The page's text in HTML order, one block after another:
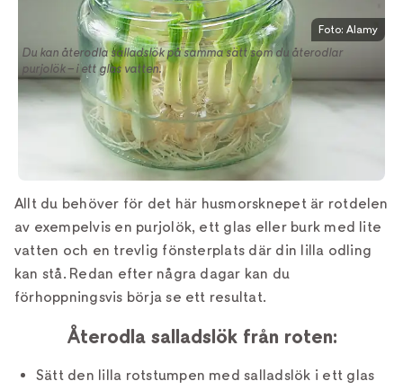
Du kan återodla salladslök på samma sätt som du återodlar
purjolök – i ett glas vatten.
Foto: Alamy
Allt du behöver för det här husmorsknepet är rotdelen
av exempelvis en purjolök, ett glas eller burk med lite
vatten och en trevlig fönsterplats där din lilla odling
kan stå. Redan efter några dagar kan du
förhoppningsvis börja se ett resultat.
Återodla salladslök från roten:
Sätt den lilla rotstumpen med salladslök i ett glas